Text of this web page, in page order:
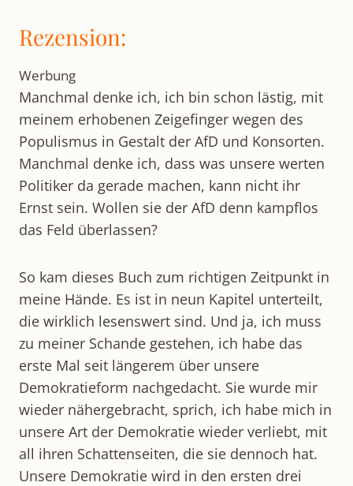
Rezension:
Werbung
Manchmal denke ich, ich bin schon lästig, mit
meinem erhobenen Zeigefinger wegen des
Populismus in Gestalt der AfD und Konsorten.
Manchmal denke ich, dass was unsere werten
Politiker da gerade machen, kann nicht ihr
Ernst sein. Wollen sie der AfD denn kampflos
das Feld überlassen?
So kam dieses Buch zum richtigen Zeitpunkt in
meine Hände. Es ist in neun Kapitel unterteilt,
die wirklich lesenswert sind. Und ja, ich muss
zu meiner Schande gestehen, ich habe das
erste Mal seit längerem über unsere
Demokratieform nachgedacht. Sie wurde mir
wieder nähergebracht, sprich, ich habe mich in
unsere Art der Demokratie wieder verliebt, mit
all ihren Schattenseiten, die sie dennoch hat.
Unsere Demokratie wird in den ersten drei